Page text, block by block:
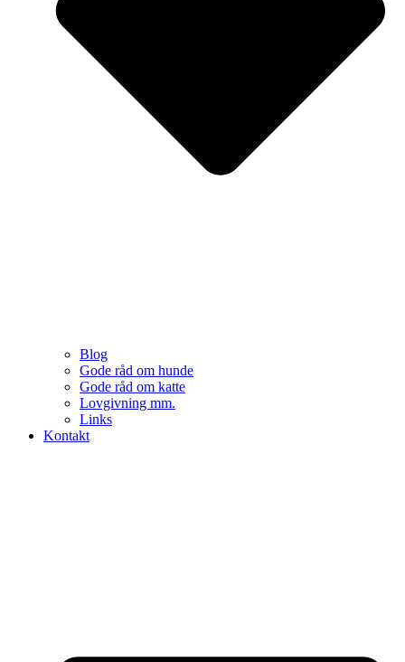
Blog
Gode råd om hunde
Gode råd om katte
Lovgivning mm.
Links
Kontakt